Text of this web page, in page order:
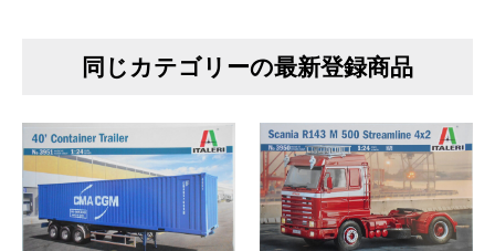
同じカテゴリーの最新登録商品